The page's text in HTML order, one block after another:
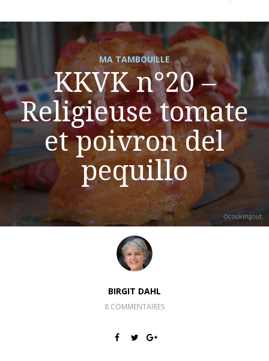
MA TAMBOUILLE
KKVK n°20 –
Religieuse tomate
et poivron del
pequillo
BIRGIT DAHL
8 COMMENTAIRES